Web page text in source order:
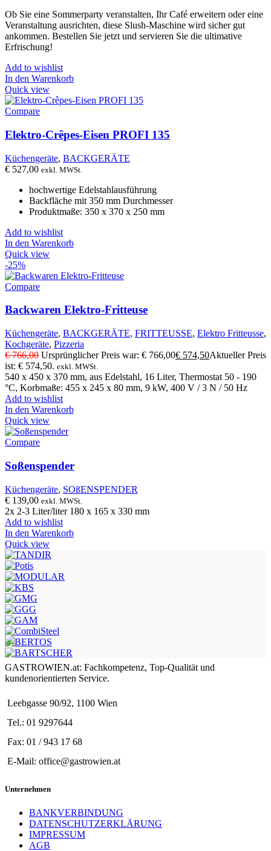
Ob Sie eine Sommerparty veranstalten, Ihr Café erweitern oder eine
Veranstaltung ausrichten, diese Slush-Maschine wird sicher gut
ankommen. Bestellen Sie jetzt und servieren Sie die ultimative
Erfrischung!
Add to wishlist
In den Warenkorb
Quick view
Compare
Elektro-Crêpes-Eisen PROFI 135
Küchengeräte, BACKGERÄTE
€ 527,00 exkl. MWSt.
hochwertige Edelstahlausführung
Backfläche mit 350 mm Durchmesser
Produktmaße: 350 x 370 x 250 mm
Add to wishlist
In den Warenkorb
Quick view
-25%
Compare
Backwaren Elektro-Fritteuse
Küchengeräte, BACKGERÄTE, FRITTEUSSE, Elektro Fritteusse,
Kochgeräte, Pizzeria
€766,00 Ursprünglicher Preis war: € 766,00€ 574,50Aktueller Preis
ist: € 574,50. exkl. MWSt.
540 x 450 x 370 mm, aus Edelstahl, 16 Liter, Thermostat 50 - 190
°C, Korbmaße: 455 x 245 x 80 mm, 9 kW, 400 V / 3 N / 50 Hz
Add to wishlist
In den Warenkorb
Quick view
Compare
Soßenspender
Küchengeräte, SOßENSPENDER
€ 139,00 exkl. MWSt.
2x 2-3 Liter/liter 180 x 165 x 330 mm
Add to wishlist
In den Warenkorb
Quick view
GASTROWIEN.at: Fachkompetenz, Top-Qualität und
kundenorientierten Service.
Leebgasse 90/92, 1100 Wien
Tel.: 01 9297644
Fax: 01 / 943 17 68
E-Mail: office@gastrowien.at
Unternehmen
BANKVERBINDUNG
DATENSCHUTZERKLÄRUNG
IMPRESSUM
AGB